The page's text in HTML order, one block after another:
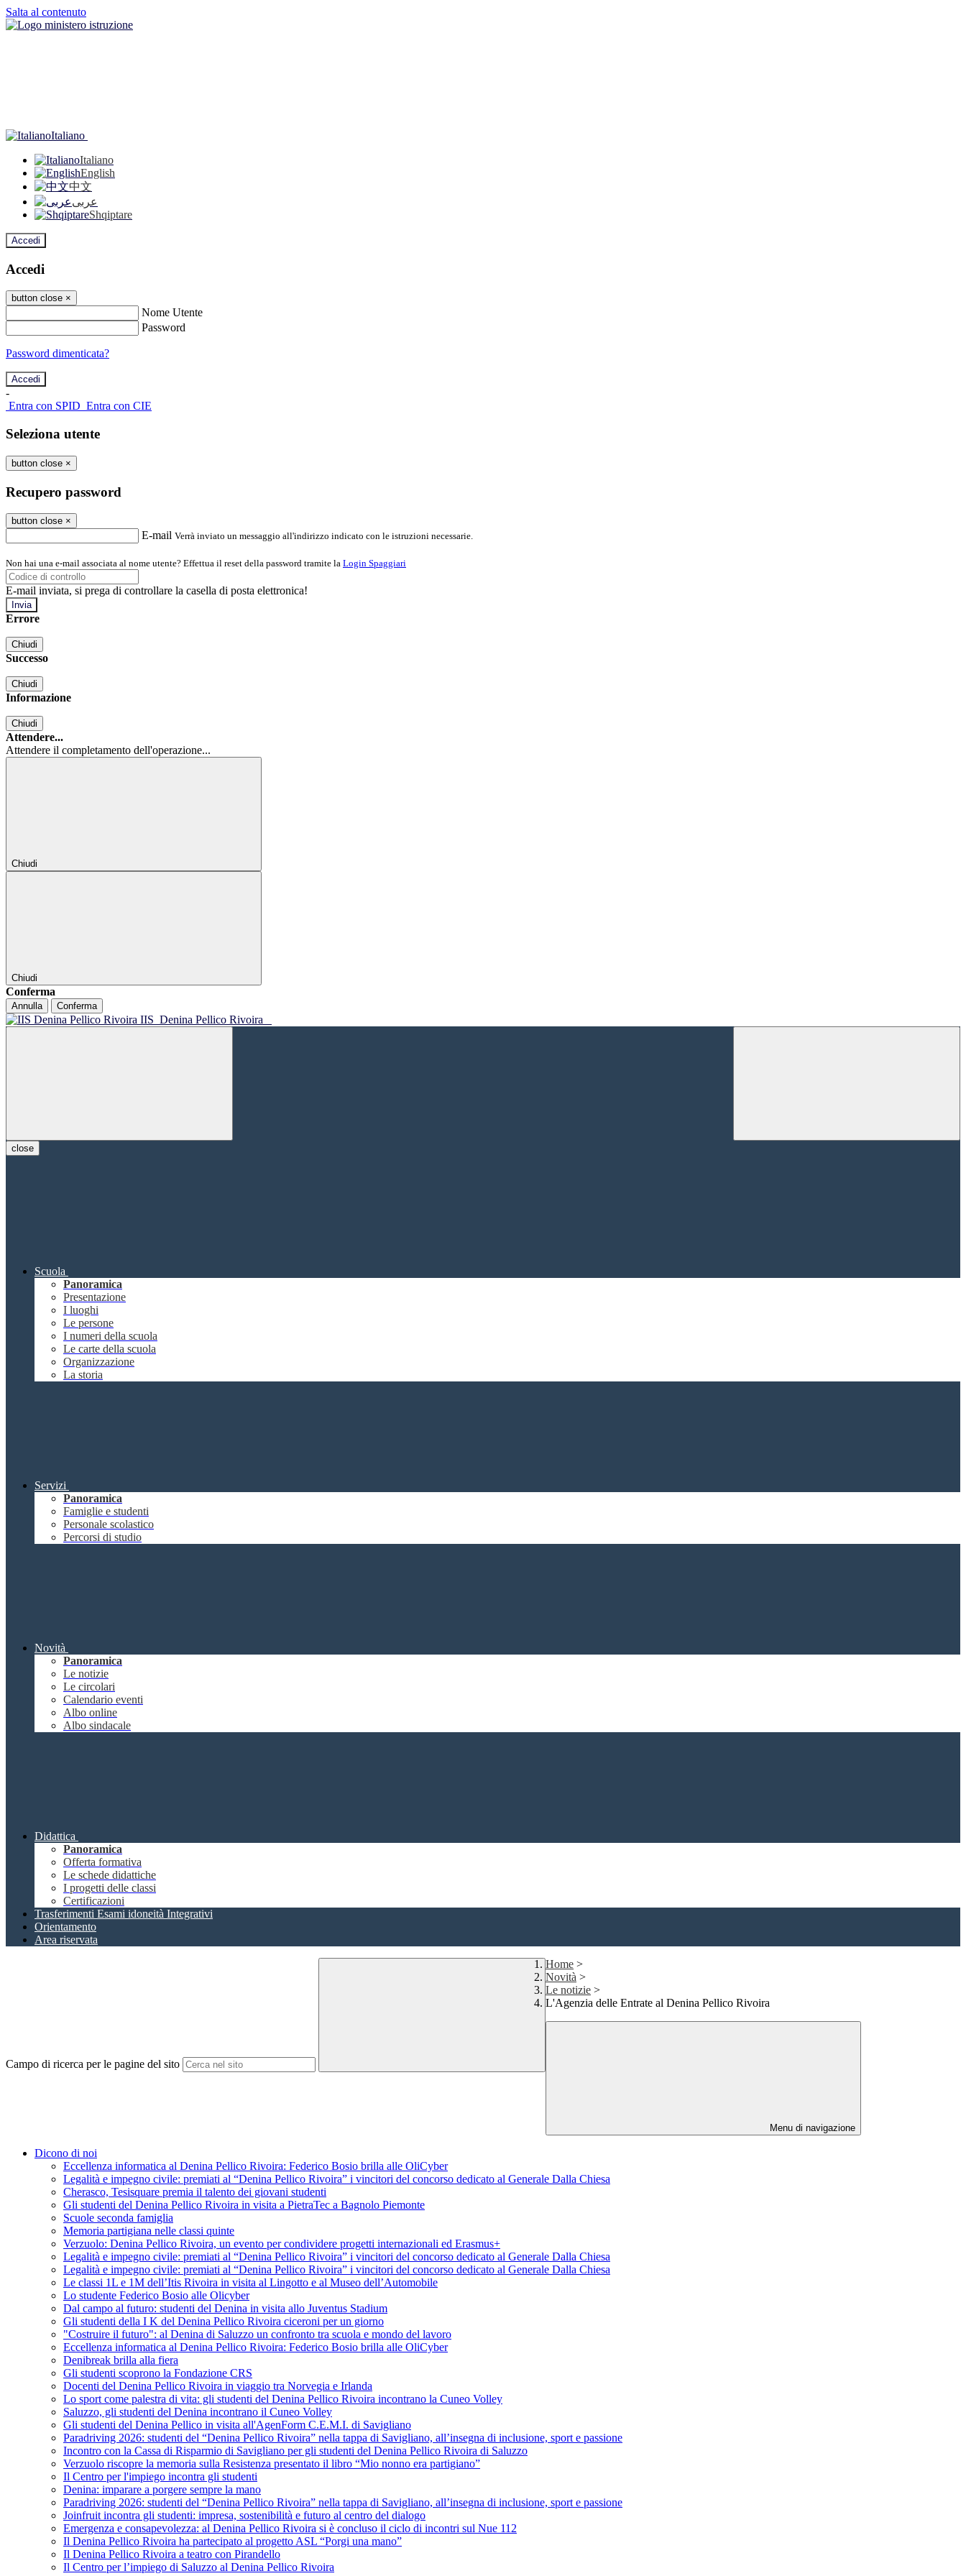
Salta al contenuto
Italiano
Italiano
English
中文
عربى
Shqiptare
Accedi
Accedi
button close ×
Nome Utente
Password
Password dimenticata?
-
Entra con SPID Entra con CIE
Seleziona utente
button close ×
Recupero password
button close ×
E-mail Verrà inviato un messaggio all'indirizzo indicato con le istruzioni necessarie.
Non hai una e-mail associata al nome utente? Effettua il reset della password tramite la Login Spaggiari
E-mail inviata, si prega di controllare la casella di posta elettronica!
Errore
Chiudi
Successo
Chiudi
Informazione
Chiudi
Attendere...
Attendere il completamento dell'operazione...
Chiudi
Chiudi
Conferma
Annulla Conferma
IIS Denina Pellico Rivoira
close
Scuola
Panoramica
Presentazione
I luoghi
Le persone
I numeri della scuola
Le carte della scuola
Organizzazione
La storia
Servizi
Panoramica
Famiglie e studenti
Personale scolastico
Percorsi di studio
Novità
Panoramica
Le notizie
Le circolari
Calendario eventi
Albo online
Albo sindacale
Didattica
Panoramica
Offerta formativa
Le schede didattiche
I progetti delle classi
Certificazioni
Trasferimenti Esami idoneità Integrativi
Orientamento
Area riservata
Campo di ricerca per le pagine del sito
Home >
Novità >
Le notizie >
L'Agenzia delle Entrate al Denina Pellico Rivoira
Menu di navigazione
Dicono di noi
Eccellenza informatica al Denina Pellico Rivoira: Federico Bosio brilla alle OliCyber
Legalità e impegno civile: premiati al “Denina Pellico Rivoira” i vincitori del concorso dedicato al Generale Dalla Chiesa
Cherasco, Tesisquare premia il talento dei giovani studenti
Gli studenti del Denina Pellico Rivoira in visita a PietraTec a Bagnolo Piemonte
Scuole seconda famiglia
Memoria partigiana nelle classi quinte
Verzuolo: Denina Pellico Rivoira, un evento per condividere progetti internazionali ed Erasmus+
Legalità e impegno civile: premiati al “Denina Pellico Rivoira” i vincitori del concorso dedicato al Generale Dalla Chiesa
Legalità e impegno civile: premiati al “Denina Pellico Rivoira” i vincitori del concorso dedicato al Generale Dalla Chiesa
Le classi 1L e 1M dell’Itis Rivoira in visita al Lingotto e al Museo dell’Automobile
Lo studente Federico Bosio alle Olicyber
Dal campo al futuro: studenti del Denina in visita allo Juventus Stadium
Gli studenti della I K del Denina Pellico Rivoira ciceroni per un giorno
"Costruire il futuro": al Denina di Saluzzo un confronto tra scuola e mondo del lavoro
Eccellenza informatica al Denina Pellico Rivoira: Federico Bosio brilla alle OliCyber
Denibreak brilla alla fiera
Gli studenti scoprono la Fondazione CRS
Docenti del Denina Pellico Rivoira in viaggio tra Norvegia e Irlanda
Lo sport come palestra di vita: gli studenti del Denina Pellico Rivoira incontrano la Cuneo Volley
Saluzzo, gli studenti del Denina incontrano il Cuneo Volley
Gli studenti del Denina Pellico in visita all'AgenForm C.E.M.I. di Savigliano
Paradriving 2026: studenti del “Denina Pellico Rivoira” nella tappa di Savigliano, all’insegna di inclusione, sport e passione
Incontro con la Cassa di Risparmio di Savigliano per gli studenti del Denina Pellico Rivoira di Saluzzo
Verzuolo riscopre la memoria sulla Resistenza presentato il libro “Mio nonno era partigiano”
Il Centro per l'impiego incontra gli studenti
Denina: imparare a porgere sempre la mano
Paradriving 2026: studenti del “Denina Pellico Rivoira” nella tappa di Savigliano, all’insegna di inclusione, sport e passione
Joinfruit incontra gli studenti: impresa, sostenibilità e futuro al centro del dialogo
Emergenza e consapevolezza: al Denina Pellico Rivoira si è concluso il ciclo di incontri sul Nue 112
Il Denina Pellico Rivoira ha partecipato al progetto ASL “Porgi una mano”
Il Denina Pellico Rivoira a teatro con Pirandello
Il Centro per l’impiego di Saluzzo al Denina Pellico Rivoira